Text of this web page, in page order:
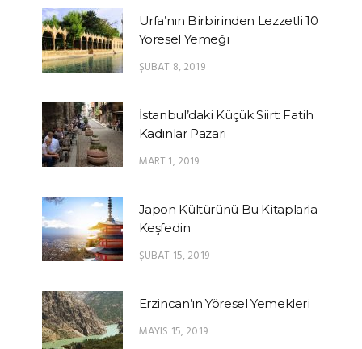
Urfa’nın Birbirinden Lezzetli 10
Yöresel Yemeği
ŞUBAT 8, 2019
İstanbul’daki Küçük Siirt: Fatih
Kadınlar Pazarı
MART 1, 2019
Japon Kültürünü Bu Kitaplarla
Keşfedin
ŞUBAT 15, 2019
Erzincan’ın Yöresel Yemekleri
MAYIS 15, 2019